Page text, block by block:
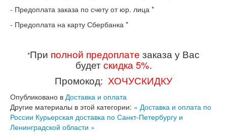
- Предоплата заказа по счету от юр. лица *
- Предоплата на карту Сбербанка *
*При полной предоплате заказа у Вас
будетскидка 5%.
Промокод: ХОЧУСКИДКУ
Опубликовано в Доставка и оплата
Другие материалы в этой категории: « Доставка и оплата по
России Курьерская доставка по Санкт-Петербургу и
Ленинградской области »